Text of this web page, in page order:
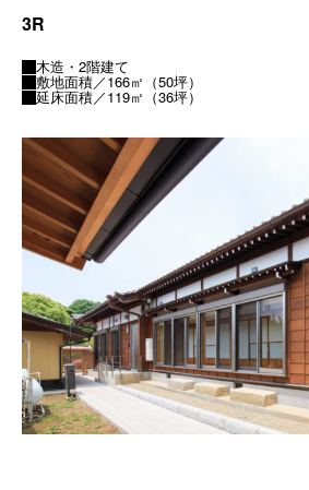
3R
木造・2階建て
敷地面積／166㎡（50坪）
延床面積／119㎡（36坪）